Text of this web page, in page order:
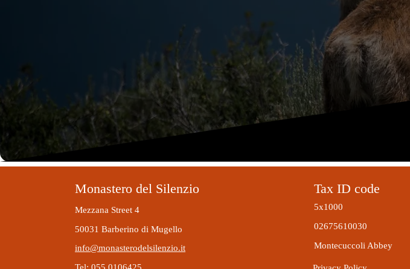
Monastero del Silenzio
Mezzana Street 4
50031 Barberino di Mugello
info@monasterodelsilenzio.it
Tel: 055 0106425
Tax ID code
5x1000
02675610030
Montecuccoli Abbey